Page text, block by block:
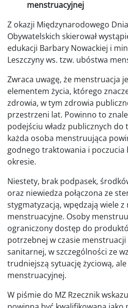
menstruacyjnej
Z okazji Międzynarodowego
Obywatelskich skierował
edukacji Barbary Nowackiej i
Leszczyny ws. tzw. ubóstwa
Zwraca uwagę, że menstruacja
elementem życia, którego
zdrowia, w tym zdrowia
przestrzeni lat. Powinno to
podejściu władz publicznych do
każda osoba menstruująca
godnego traktowania i poczucia
okresie.
Niestety, brak podpasek,
oraz niewiedza połączona ze
stygmatyzacją, wpędzają wiele
menstruacyjne. Osoby
ograniczony dostęp do
potrzebnej w czasie
sanitarnej, w szczególności ze
trudniejszą sytuację życiową,
menstruacyjnej.
W piśmie do MZ Rzecznik